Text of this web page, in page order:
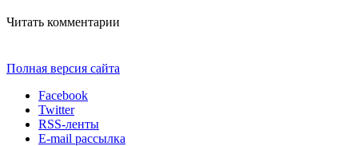
Читать комментарии
Полная версия сайта
Facebook
Twitter
RSS-ленты
E-mail рассылка